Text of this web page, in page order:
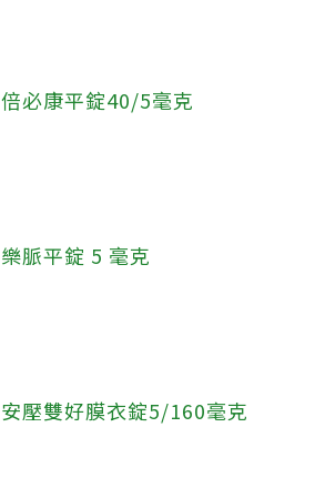
倍必康平錠40/5毫克
樂脈平錠 5 毫克
安壓雙好膜衣錠5/160毫克